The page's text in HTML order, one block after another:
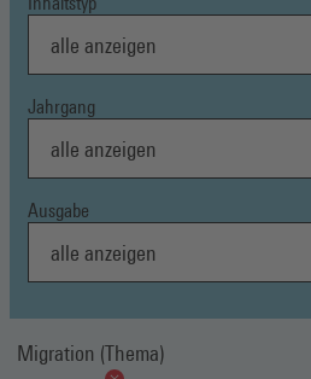
Jahrgang
Ausgabe
Migration (Thema)